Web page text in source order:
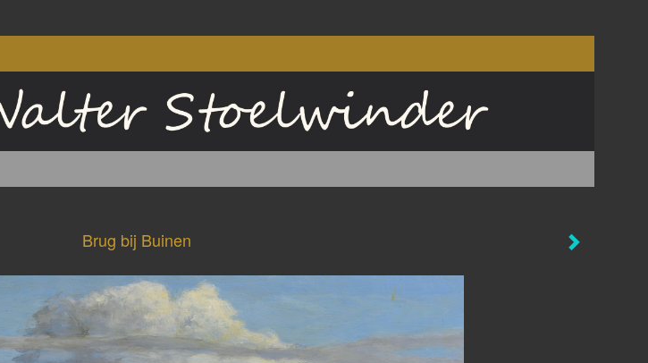
Brug bij Buinen